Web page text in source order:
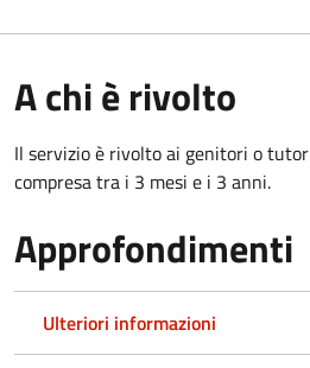
A chi è rivolto
Il servizio è rivolto ai genitori o
compresa tra i 3 mesi e i 3 anni.
Approfondimenti
Ulteriori informazioni